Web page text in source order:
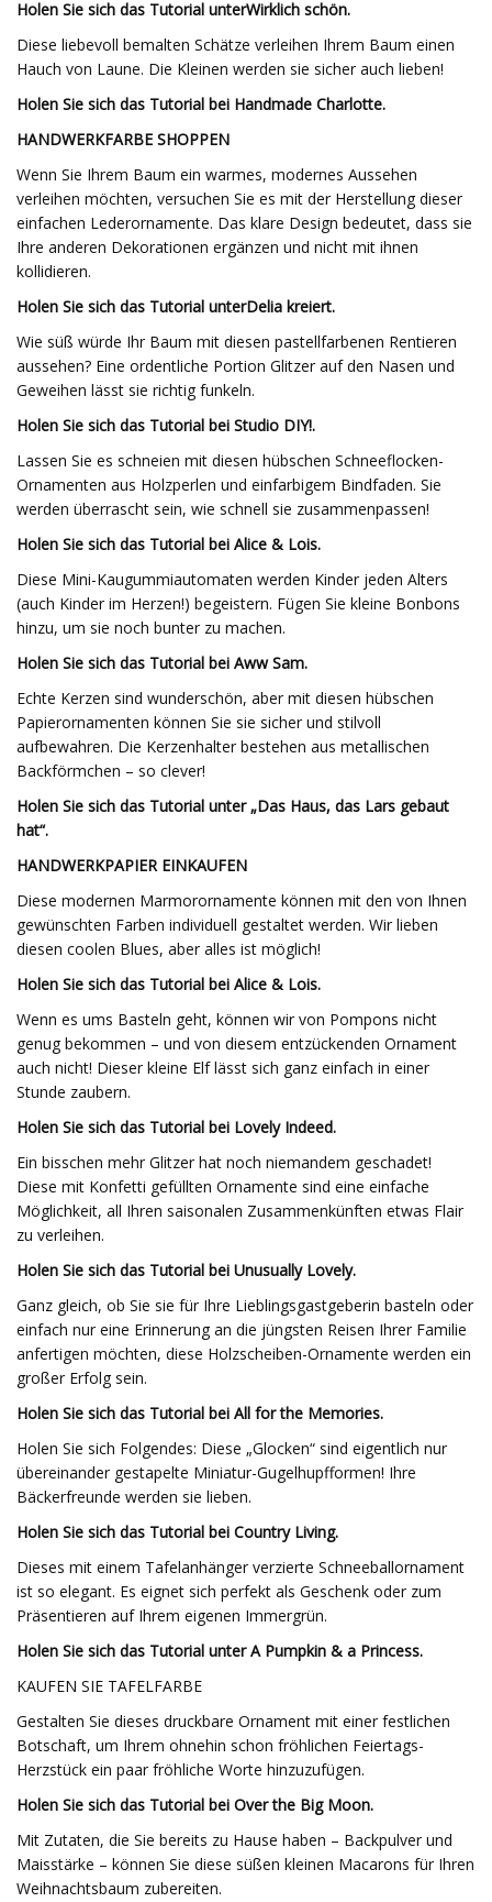
Holen Sie sich das Tutorial unterWirklich schön.
Diese liebevoll bemalten Schätze verleihen Ihrem Baum einen
Hauch von Laune. Die Kleinen werden sie sicher auch lieben!
Holen Sie sich das Tutorial bei Handmade Charlotte.
HANDWERKFARBE SHOPPEN
Wenn Sie Ihrem Baum ein warmes, modernes Aussehen
verleihen möchten, versuchen Sie es mit der Herstellung dieser
einfachen Lederornamente. Das klare Design bedeutet, dass sie
Ihre anderen Dekorationen ergänzen und nicht mit ihnen
kollidieren.
Holen Sie sich das Tutorial unterDelia kreiert.
Wie süß würde Ihr Baum mit diesen pastellfarbenen Rentieren
aussehen? Eine ordentliche Portion Glitzer auf den Nasen und
Geweihen lässt sie richtig funkeln.
Holen Sie sich das Tutorial bei Studio DIY!.
Lassen Sie es schneien mit diesen hübschen Schneeflocken-
Ornamenten aus Holzperlen und einfarbigem Bindfaden. Sie
werden überrascht sein, wie schnell sie zusammenpassen!
Holen Sie sich das Tutorial bei Alice & Lois.
Diese Mini-Kaugummiautomaten werden Kinder jeden Alters
(auch Kinder im Herzen!) begeistern. Fügen Sie kleine Bonbons
hinzu, um sie noch bunter zu machen.
Holen Sie sich das Tutorial bei Aww Sam.
Echte Kerzen sind wunderschön, aber mit diesen hübschen
Papierornamenten können Sie sie sicher und stilvoll
aufbewahren. Die Kerzenhalter bestehen aus metallischen
Backförmchen – so clever!
Holen Sie sich das Tutorial unter „Das Haus, das Lars gebaut
hat“.
HANDWERKPAPIER EINKAUFEN
Diese modernen Marmorornamente können mit den von Ihnen
gewünschten Farben individuell gestaltet werden. Wir lieben
diesen coolen Blues, aber alles ist möglich!
Holen Sie sich das Tutorial bei Alice & Lois.
Wenn es ums Basteln geht, können wir von Pompons nicht
genug bekommen – und von diesem entzückenden Ornament
auch nicht! Dieser kleine Elf lässt sich ganz einfach in einer
Stunde zaubern.
Holen Sie sich das Tutorial bei Lovely Indeed.
Ein bisschen mehr Glitzer hat noch niemandem geschadet!
Diese mit Konfetti gefüllten Ornamente sind eine einfache
Möglichkeit, all Ihren saisonalen Zusammenkünften etwas Flair
zu verleihen.
Holen Sie sich das Tutorial bei Unusually Lovely.
Ganz gleich, ob Sie sie für Ihre Lieblingsgastgeberin basteln oder
einfach nur eine Erinnerung an die jüngsten Reisen Ihrer Familie
anfertigen möchten, diese Holzscheiben-Ornamente werden ein
großer Erfolg sein.
Holen Sie sich das Tutorial bei All for the Memories.
Holen Sie sich Folgendes: Diese „Glocken“ sind eigentlich nur
übereinander gestapelte Miniatur-Gugelhupfformen! Ihre
Bäckerfreunde werden sie lieben.
Holen Sie sich das Tutorial bei Country Living.
Dieses mit einem Tafelanhänger verzierte Schneeballornament
ist so elegant. Es eignet sich perfekt als Geschenk oder zum
Präsentieren auf Ihrem eigenen Immergrün.
Holen Sie sich das Tutorial unter A Pumpkin & a Princess.
KAUFEN SIE TAFELFARBE
Gestalten Sie dieses druckbare Ornament mit einer festlichen
Botschaft, um Ihrem ohnehin schon fröhlichen Feiertags-
Herzstück ein paar fröhliche Worte hinzuzufügen.
Holen Sie sich das Tutorial bei Over the Big Moon.
Mit Zutaten, die Sie bereits zu Hause haben – Backpulver und
Maisstärke – können Sie diese süßen kleinen Macarons für Ihren
Weihnachtsbaum zubereiten.